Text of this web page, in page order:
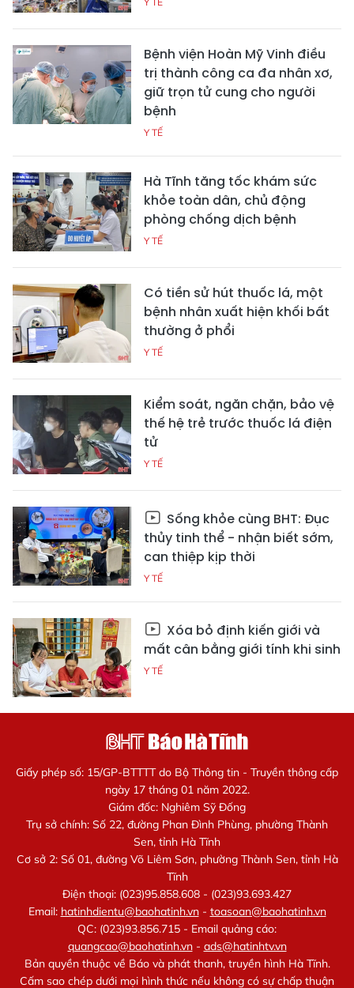
Bệnh viện Hoàn Mỹ Vinh điều
trị thành công ca đa nhân xơ,
giữ trọn tử cung cho người
bệnh
Y TẾ
Hà Tĩnh tăng tốc khám sức
khỏe toàn dân, chủ động
phòng chống dịch bệnh
Y TẾ
Có tiền sử hút thuốc lá, một
bệnh nhân xuất hiện khối bất
thường ở phổi
Y TẾ
Kiểm soát, ngăn chặn, bảo vệ
thế hệ trẻ trước thuốc lá điện
tử
Y TẾ
Sống khỏe cùng BHT: Đục
thủy tinh thể - nhận biết sớm,
can thiệp kịp thời
Y TẾ
Xóa bỏ định kiến giới và
mất cân bằng giới tính khi sinh
Y TẾ
Giấy phép số: 15/GP-BTTTT do Bộ Thông tin - Truyền thông cấp
ngày 17 tháng 01 năm 2022.
Giám đốc: Nghiêm Sỹ Đống
Trụ sở chính: Số 22, đường Phan Đình Phùng, phường Thành
Sen, tỉnh Hà Tĩnh
Cơ sở 2: Số 01, đường Võ Liêm Sơn, phường Thành Sen, tỉnh Hà
Tĩnh
Điện thoại: (023)95.858.608 - (023)93.693.427
Email: hatinhdientu@baohatinh.vn- toasoan@baohatinh.vn
QC: (023)93.856.715 - Email quảng cáo:
quangcao@baohatinh.vn- ads@hatinhtv.vn
Bản quyền thuộc về Báo và phát thanh, truyền hình Hà Tĩnh.
Cấm sao chép dưới mọi hình thức nếu không có sự chấp thuận